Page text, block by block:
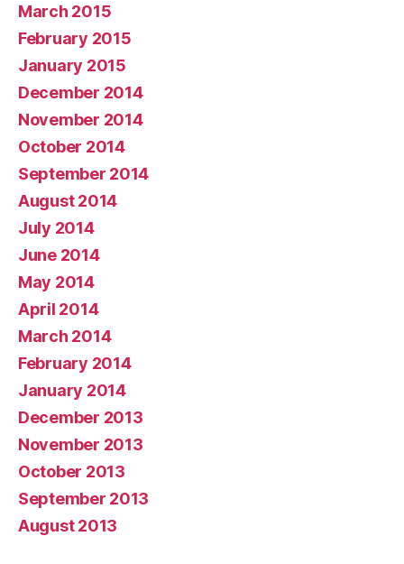
March 2015
February 2015
January 2015
December 2014
November 2014
October 2014
September 2014
August 2014
July 2014
June 2014
May 2014
April 2014
March 2014
February 2014
January 2014
December 2013
November 2013
October 2013
September 2013
August 2013